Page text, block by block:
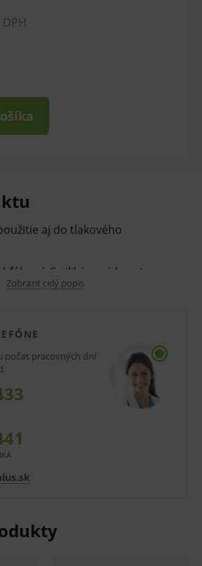
DPH
aj do tlakového
C-silikónová hmota so
techniku.
tekutosť, ale vynikajúca
detailov, nedeformuje sa v
s
zapečateného obalu tohto
Zobraziť celý popis
počas pracovných dní